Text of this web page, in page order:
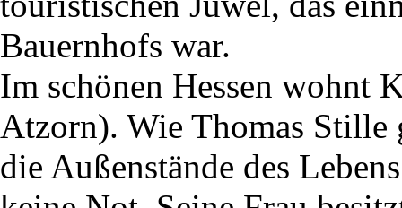
Bauernhofs war.
Im schönen Hessen wohnt
Atzorn). Wie Thomas Stille
die Außenstände des